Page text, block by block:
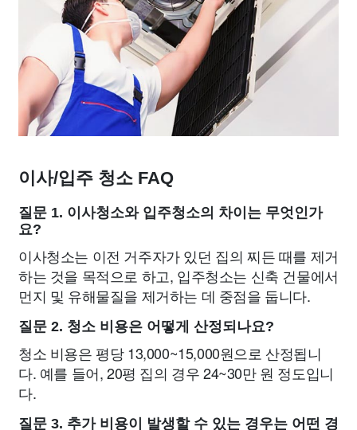
이사/입주 청소 FAQ
질문 1. 이사청소와 입주청소의 차이는 무엇인가
요?
이사청소는 이전 거주자가 있던 집의 찌든 때를 제거
하는 것을 목적으로 하고, 입주청소는 신축 건물에서
먼지 및 유해물질을 제거하는 데 중점을 둡니다.
질문 2. 청소 비용은 어떻게 산정되나요?
청소 비용은 평당 13,000~15,000원으로 산정됩니
다. 예를 들어, 20평 집의 경우 24~30만 원 정도입니
다.
질문 3. 추가 비용이 발생할 수 있는 경우는 어떤 경